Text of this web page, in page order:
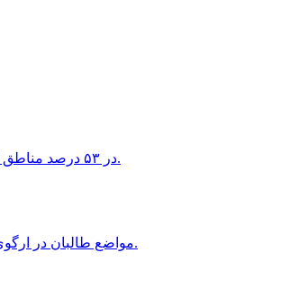
در ۵۳ درصد مناطق افغانستان سوءتغذیه رو به افزایش است.
مواضع طالبان در ارگوى بدخشان هدف حمله راكتى قرار گرفت.